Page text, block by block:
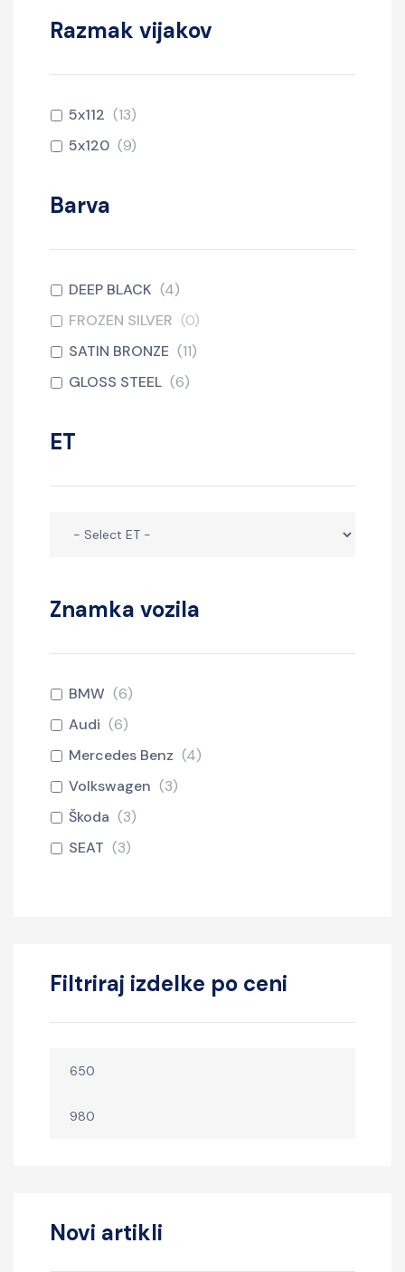
Razmak vijakov
5x112 (13)
5x120 (9)
Barva
DEEP BLACK (4)
FROZEN SILVER (0)
SATIN BRONZE (11)
GLOSS STEEL (6)
ET
Znamka vozila
BMW (6)
Audi (6)
Mercedes Benz (4)
Volkswagen (3)
Škoda (3)
SEAT (3)
Filtriraj izdelke po ceni
Novi artikli